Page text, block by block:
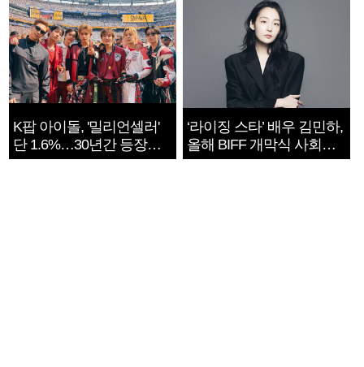
K팝 아이돌, '밀리언셀러'
단 1.6%…30년간 등장
1182개팀 전수조사
‘라이징 스타’ 배우 김민하,
올해 BIFF 개막식 사회자
확정